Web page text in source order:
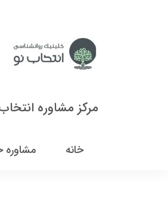
مرکز مشاوره
خانه مشاوره